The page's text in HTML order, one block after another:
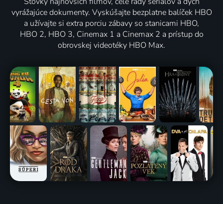
vyrážajúce dokumenty. Vyskúšajte bezplatne balíček HBO
a užívajte si extra porciu zábavy so stanicami HBO,
HBO 2, HBO 3, Cinemax 1 a Cinemax 2 a prístup do
obrovskej videotéky HBO Max.